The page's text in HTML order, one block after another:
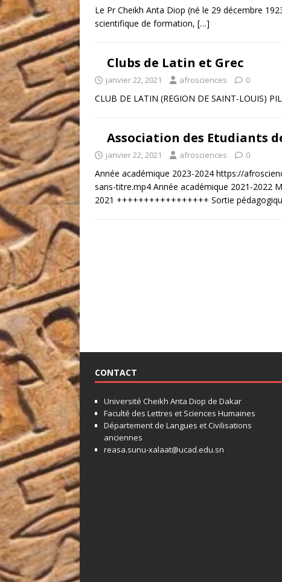
Le Pr Cheikh Anta Diop (né le 29 décembre
scientifique de formation, […]
Clubs de Latin et Grec
janvier 22, 2021 afrosciences 0
CLUB DE LATIN (REGION DE SAINT-LOUIS)
Association des Etudiants
janvier 22, 2021 afrosciences 0
Année académique 2023-2024 https://
sans-titre.mp4 Année académique 2021-2022
2021 +++++++++++++++++ Sortie
CONTACT
Université Cheikh Anta Diop de Dakar
Faculté des Lettres et Sciences Humaines
Département de Langues et Civilisations
anciennes
reasa.sunu-xalaat@ucad.edu.sn